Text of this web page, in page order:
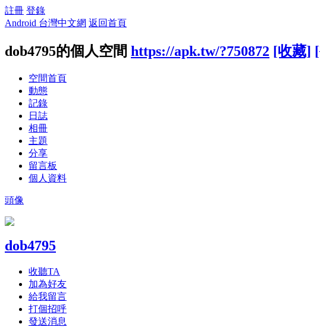
註冊 登錄
Android 台灣中文網 返回首頁
dob4795的個人空間 https://apk.tw/?750872 [收藏]
空間首頁
動態
記錄
日誌
相冊
主題
分享
留言板
個人資料
頭像
dob4795
收聽TA
加為好友
給我留言
打個招呼
發送消息